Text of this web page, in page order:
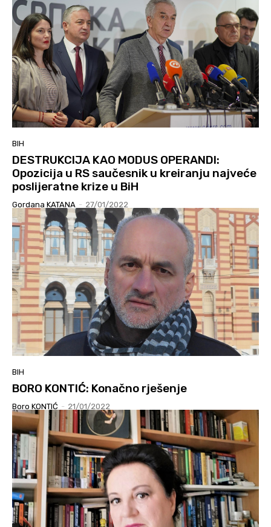
BIH
DESTRUKCIJA KAO MODUS OPERANDI:
Opozicija u RS saučesnik u kreiranju najveće
poslijeratne krize u BiH
Gordana KATANA - 27/01/2022
BIH
BORO KONTIĆ: Konačno rješenje
Boro KONTIĆ - 21/01/2022